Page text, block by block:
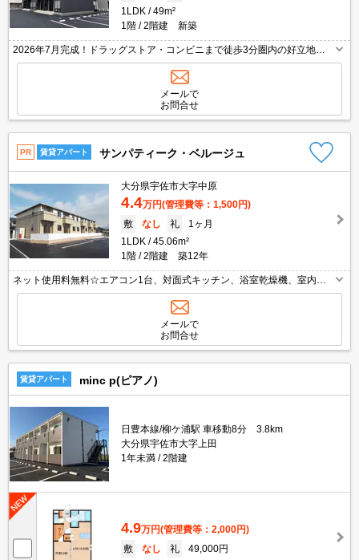
1LDK
49m²
1階
2階建 新築
2026年7月完成！ドラッグストア・コンビニまで徒歩3分圏内の好立地！
人気の対面キッチン♪インターネット無料（ルーターはご準備ください）
温水洗浄便座・TVモニターホン付き。サンルーム付きで雨の日のお洗濯も
メールで
お問合せ
PR 賃貸アパート サンパティーク・ベルージュ
大分県宇佐市大字中原
4.4万円(管理費等：1,500円)
敷
なし 礼
1ヶ月
1LDK
45.06m²
1階
2階建 築12年
ネット使用料無料☆エアコン1台、対面式キッチン、浴室乾燥機、室内物
干しなど設備充実♪外国人可☆
メールで
お問合せ
賃貸アパート minc p(ピアノ)
日豊本線/柳ケ浦駅 車移動8分 3.8km
大分県宇佐市大字上田
1年未満
2階建
4.9万円(管理費等：2,000円)
敷
なし 礼
49,000円